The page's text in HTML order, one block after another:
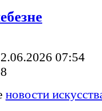
07:54
новости